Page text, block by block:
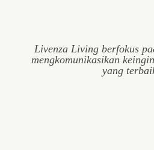
Livenza Living berfokus
mengkomunikasikan
yang